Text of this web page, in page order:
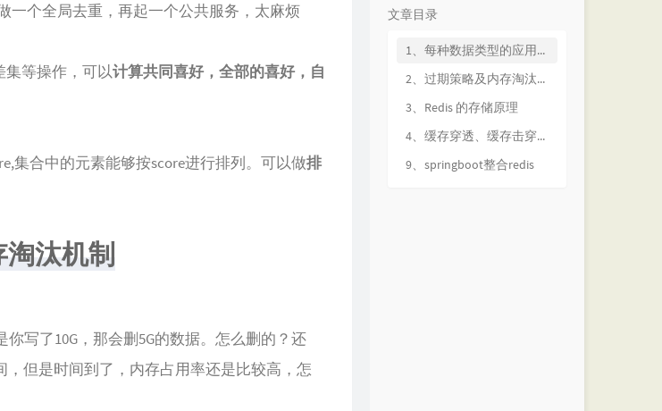
一个全局去重，再起一个公共服务，太麻烦
集等操作，可以计算共同喜好，全部的喜好，自
集合中的元素能够按score进行排列。可以做排
汰机制
写了10G，那会删5G的数据。怎么删的？还
但是时间到了，内存占用率还是比较高，怎
文章目录
1、每种数据类型的应用场景
2、过期策略及内存淘汰机制
3、Redis 的存储原理
4、缓存穿透、缓存击穿、缓存雪崩
9、springboot整合redis